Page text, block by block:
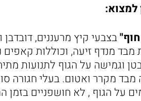
למצוא:
בצבעי קיץ מרעננים,
מבד מנדף זיעה, וכוללות קאפים
על הגוף לתנועות
מבד מקרר ואטום. בעלי חגורה
על הגוף , לא חושפניים בזמן